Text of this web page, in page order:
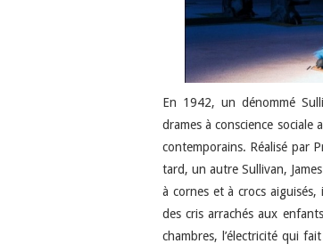
En 1942, un dénommé
drames à conscience
contemporains. Réalisé par
tard, un autre Sullivan,
à cornes et à crocs
des cris arrachés aux
chambres, l’électricité qui